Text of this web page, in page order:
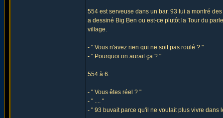
554 est serveuse dans un bar. 93 lui a montré
a dessiné Big Ben ou est-ce plutôt la Tour du
village.
- " Vous n'avez rien qui ne soit pas roulé ? "
- " Pourquoi on aurait ça ? "
554 à 6.
- " Vous êtes réel ? "
- " .... "
- " 93 buvait parce qu'il ne voulait plus vivre dans